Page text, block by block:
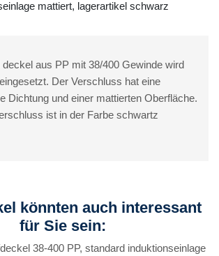
mattiert, lagerartikel schwarz
aus PP mit 38/400 Gewinde wird
Der Verschluss hat eine
Dichtung und einer mattierten Oberfläche.
ist in der Farbe schwartz
könnten auch interessant
für Sie sein:
38-400 PP, standard induktionseinlage